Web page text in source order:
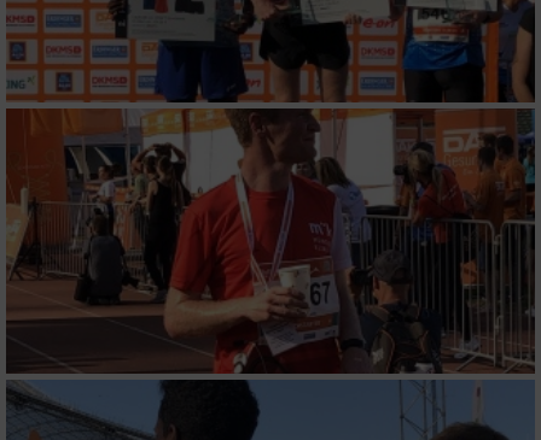
Analyse von Zielgruppen durch Statistiken
oder Kombinationen von Daten aus
verschiedenen Quellen
Entwicklung und Verbesserung der Angebote
Verwendung reduzierter Daten zur Auswahl
von Inhalten
IAB-Besonderheiten:
Verwendung genauer Standortdaten
Geräte anhand von aktiv angeforderten
Informationen identifizieren
Nicht-IAB-Verarbeitungszwecke: